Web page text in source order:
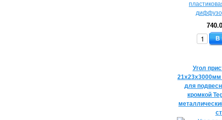
В
Угол
для
кромкой